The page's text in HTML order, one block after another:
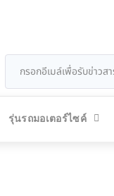
รุ่นรถมอเตอร์ไซค์